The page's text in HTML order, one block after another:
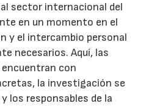
sector internacional del
en un momento en el
y el intercambio personal
necesarios. Aquí, las
con
la investigación se
los responsables de la